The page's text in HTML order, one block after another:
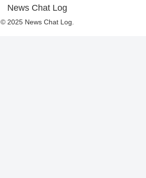
News Chat Log
© 2025 News Chat Log.